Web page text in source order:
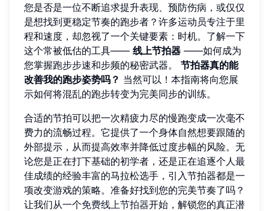
您是否是一位不断追求提升表现、预防伤病，或仅仅
是想找到更稳定节奏的跑步者？许多运动员专注于里
程和速度，却忽视了一个关键要素：时机。了解一下
这个常被低估的工具—— 线上节拍器 ——如何成为
您掌握跑步步速和步频的秘密武器。 节拍器真的能
改善我的跑步姿势吗？ 当然可以！本指南将向您展
示如何将混乱的跑步转变为完美同步的训练。
合适的节拍可以把一次精疲力尽的慢跑变成一次毫不
费力的流畅过程。它提供了一个身体自然想要跟随的
外部提示，从而提高效率并降低过度步幅的风险。无
论您是正在打下基础的初学者，还是正在追逐个人最
佳成绩的经验丰富的马拉松选手，引入节拍器都是一
项改变游戏的策略。准备好找到您的完美节奏了吗？
让我们从一个免费线上节拍器开始，解锁您的真正潜